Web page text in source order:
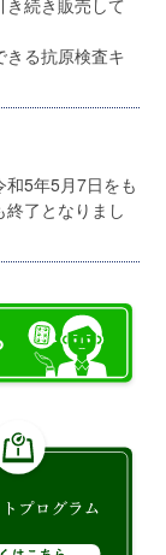
き続き販売して
きる抗原検査キ
和5年5月7日をも
了となりまし